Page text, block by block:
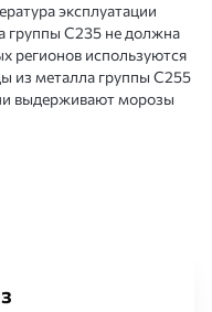
эксплуатации
группы С235 не должна
регионов используются
из металла группы С255
выдерживают морозы
в помещениях